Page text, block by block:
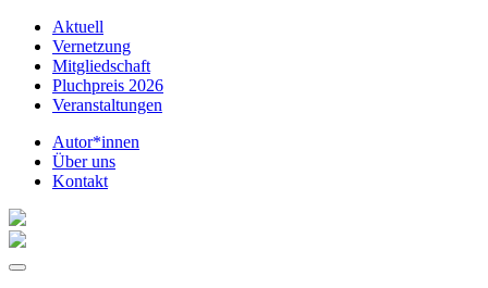
Aktuell
Vernetzung
Mitgliedschaft
Pluchpreis 2026
Veranstaltungen
Autor*innen
Über uns
Kontakt